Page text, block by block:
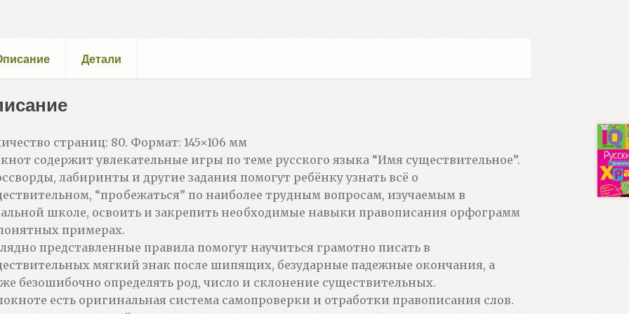
Детали
страниц: 80. Формат: 145×106 мм
содержит увлекательные игры по теме русского языка “Имя существительное”.
лабиринты и другие задания помогут ребёнку узнать всё о
“пробежаться” по наиболее трудным вопросам, изучаемым в
школе, освоить и закрепить необходимые навыки правописания орфограмм
примерах.
представленные правила помогут научиться грамотно писать в
мягкий знак после шипящих, безударные падежные окончания, а
безошибочно определять род, число и склонение существительных.
есть оригинальная система самопроверки и отработки правописания слов.